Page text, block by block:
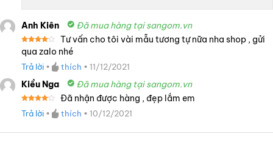
Anh Kiên Đã mua hàng tại sangom.vn
Được
xếp
hạng4
5 sao
Tư vấn cho tôi vài mẫu tương tự nữa nha shop , gửi
qua zalo nhé
Trả lời • thích • 11/12/2021
Kiều Nga Đã mua hàng tại sangom.vn
xếp
Đã nhận được hàng , đẹp lắm em
Trả lời • thích • 10/12/2021